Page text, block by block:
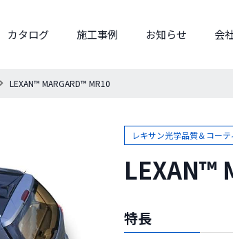
カタログ 施工事例 お知らせ 会
LEXAN™ MARGARD™ MR10
レキサン光学品質＆コー
LEXAN™
特長